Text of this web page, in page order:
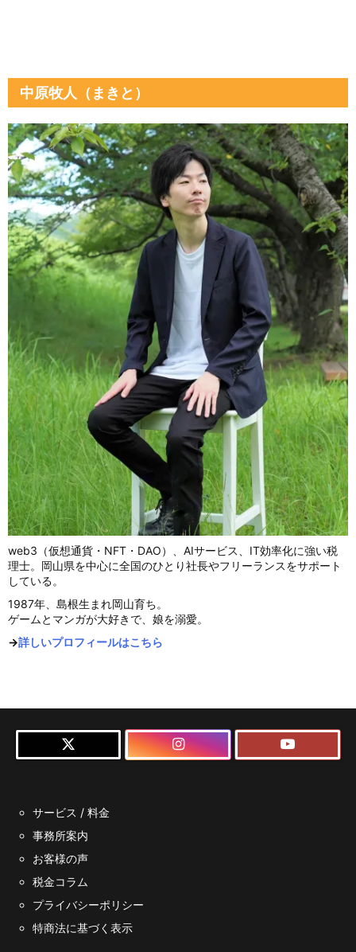
中原牧人（まきと）
web3（仮想通貨・NFT・DAO）、AIサービス、IT効率化に強い税
理士。岡山県を中心に全国のひとり社長やフリーランスをサポート
している。
1987年、島根生まれ岡山育ち。
ゲームとマンガが大好きで、娘を溺愛。
→詳しいプロフィールはこちら
サービス / 料金
事務所案内
お客様の声
税金コラム
プライバシーポリシー
特商法に基づく表示